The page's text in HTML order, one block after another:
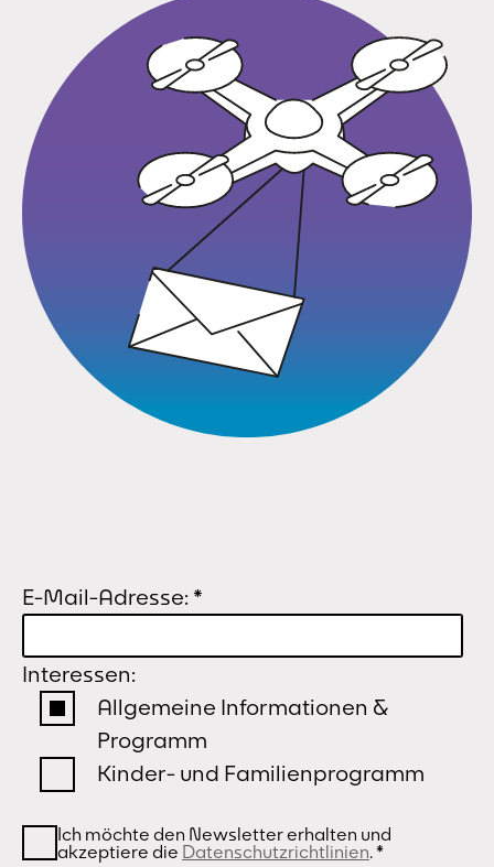
E-Mail-Adresse: *
Interessen:
Allgemeine Informationen &
Programm
Kinder- und Familienprogramm
Ich möchte den Newsletter erhalten und
akzeptiere die Datenschutzrichtlinien.*